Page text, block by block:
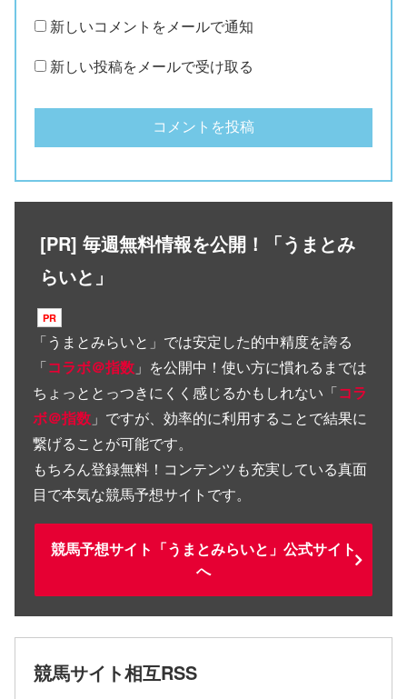
新しいコメントをメールで通知
新しい投稿をメールで受け取る
[PR] 毎週無料情報を公開！「うまとみ
らいと」
「うまとみらいと 」では安定した的中精度を誇る
「コラボ＠指数 」を公開中！使い方に慣れるまでは
ちょっととっつきにくく感じるかもしれない「コラ
ボ＠指数 」ですが、効率的に利用することで結果に
繋げることが可能です。
もちろん登録無料！コンテンツも充実している真面
目で本気な競馬予想サイトです。
競馬予想サイト「うまとみらいと」公式サイト
へ
競馬サイト相互RSS